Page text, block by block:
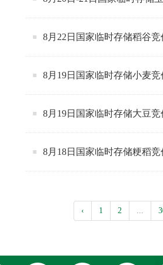
8月22日国家临时存储稻谷
8月19日国家临时存储小麦
8月19日国家临时存储大豆
8月18日国家临时存储粳稻
‹ 1 2 ...